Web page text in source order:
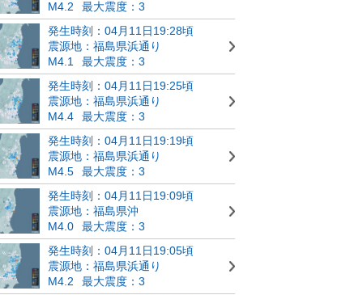
M4.2
最大震度：3
発生時刻：04月11日19:28頃
震源地：福島県浜通り
M4.1
最大震度：3
発生時刻：04月11日19:25頃
震源地：福島県浜通り
M4.4
最大震度：3
発生時刻：04月11日19:19頃
震源地：福島県浜通り
M4.5
最大震度：3
発生時刻：04月11日19:09頃
震源地：福島県沖
M4.0
最大震度：3
発生時刻：04月11日19:05頃
震源地：福島県浜通り
M4.2
最大震度：3